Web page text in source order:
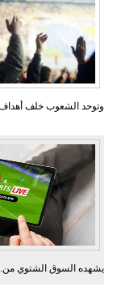
وتوحد الشعوب خلف
يشهده السوق الشتوي